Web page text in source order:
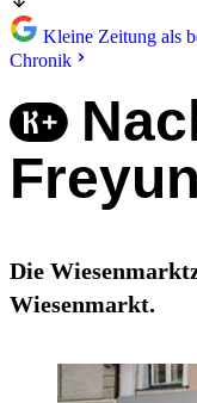
Kleine Zeitung als
Chronik
Die
Wiesenmarkt.